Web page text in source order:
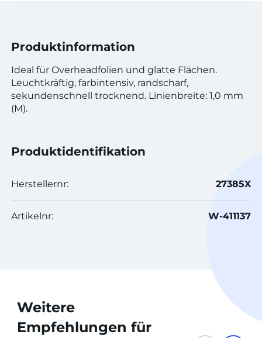
Produktinformation
Ideal für Overheadfolien und glatte Flächen.
Leuchtkräftig, farbintensiv, randscharf,
sekundenschnell trocknend. Linienbreite: 1,0 mm
(M).
Produktidentifikation
Herstellernr: 27385X
Artikelnr: W-411137
Weitere
Empfehlungen für